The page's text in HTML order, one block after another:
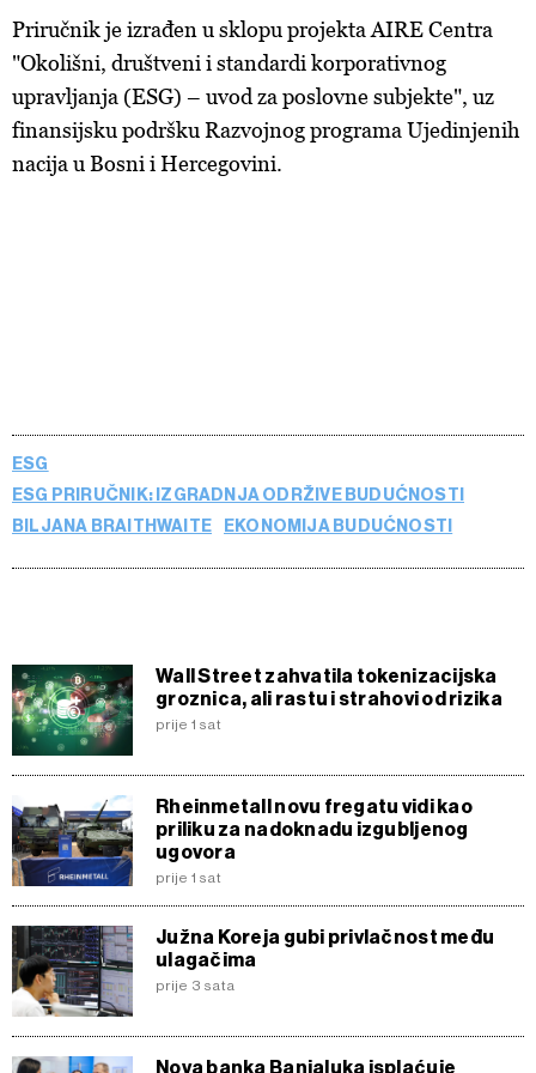
Priručnik je izrađen u sklopu projekta AIRE Centra
"Okolišni, društveni i standardi korporativnog
upravljanja (ESG) – uvod za poslovne subjekte", uz
finansijsku podršku Razvojnog programa Ujedinjenih
nacija u Bosni i Hercegovini.
ESG
ESG PRIRUČNIK: IZGRADNJA ODRŽIVE BUDUĆNOSTI
BILJANA BRAITHWAITE
EKONOMIJA BUDUĆNOSTI
Wall Street zahvatila tokenizacijska
groznica, ali rastu i strahovi od rizika
prije 1 sat
Rheinmetall novu fregatu vidi kao
priliku za nadoknadu izgubljenog
ugovora
prije 1 sat
Južna Koreja gubi privlačnost među
ulagačima
prije 3 sata
Nova banka Banjaluka isplaćuje